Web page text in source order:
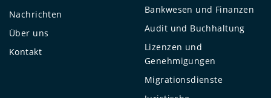
Nachrichten
Über uns
Kontakt
Bankwesen und Finanzen
Audit und Buchhaltung
Lizenzen und
Genehmigungen
Migrationsdienste